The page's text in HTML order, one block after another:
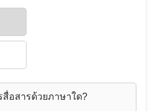
อสารด้วยภาษาใด?